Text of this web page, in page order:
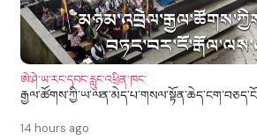
ཨེ་ཤེ་ཡ་རང་དབང་རླུང་འཕྲིན་ཁང་
14 hours ago